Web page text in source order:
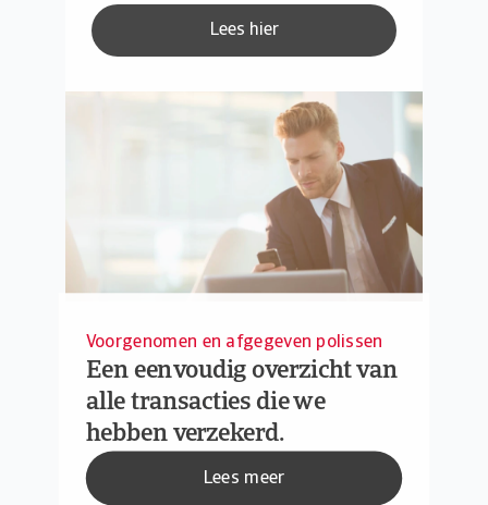
Lees hier
Voorgenomen en afgegeven polissen
Een eenvoudig overzicht van
alle transacties die we
hebben verzekerd.
Lees meer